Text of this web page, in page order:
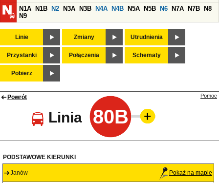
N1A
N1B N2 N3A N3B N4A N4B N5A N5B N6 N7A N7B
N8
N9
Linie Zmiany Utrudnienia
Przystanki Połączenia Schematy
Pobierz
Powrót
Linia 80B
Pomoc
PODSTAWOWE KIERUNKI
Janów Pokaż na mapie